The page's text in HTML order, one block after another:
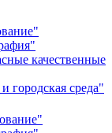
качественные
городская среда"